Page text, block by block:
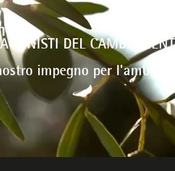
DEL
impegno per l'ambiente